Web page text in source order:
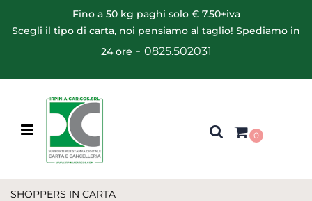
Fino a 50 kg paghi solo € 7.50+iva
Scegli il tipo di carta, noi pensiamo al taglio! Spediamo in
24 ore - 0825.502031
Open menu
0
SHOPPERS IN CARTA